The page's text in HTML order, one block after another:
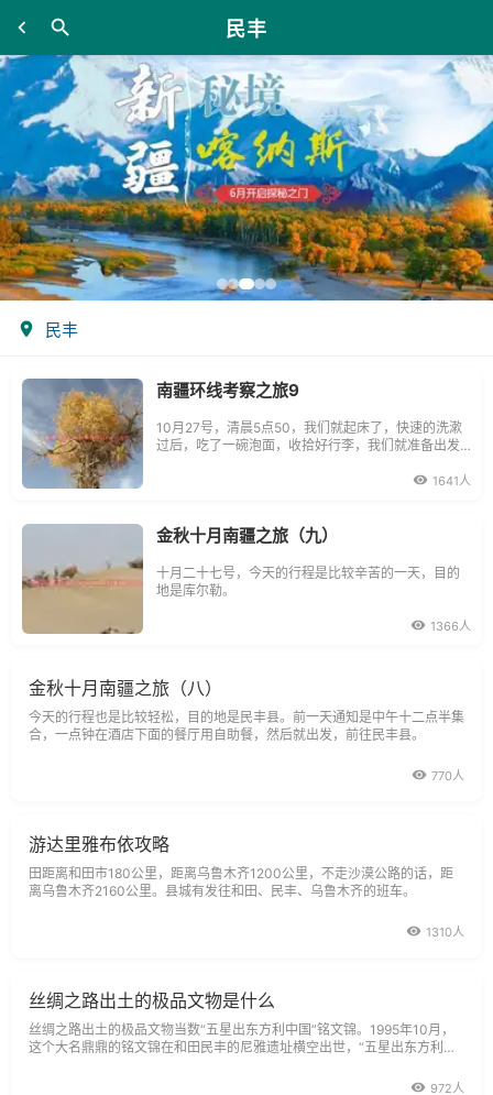
民丰
民丰
南疆环线考察之旅9
10月27号，清晨5点50，我们就起床了，快速的洗漱
过后，吃了一碗泡面，收拾好行李，我们就准备出发
1641人
金秋十月南疆之旅（九）
十月二十七号，今天的行程是比较辛苦的一天，目的
地是库尔勒。
1366人
金秋十月南疆之旅（八）
今天的行程也是比较轻松，目的地是民丰县。前一天通知是中午十二点半集
合，一点钟在酒店下面的餐厅用自助餐，然后就出发，前往民丰县。
770人
游达里雅布依攻略
田距离和田市180公里，距离乌鲁木齐1200公里，不走沙漠公路的话，距
离乌鲁木齐2160公里。县城有发往和田、民丰、乌鲁木齐的班车。
1310人
丝绸之路出土的极品文物是什么
丝绸之路出土的极品文物当数“五星出东方利中国”铭文锦。1995年10月，
这个大名鼎鼎的铭文锦在和田民丰的尼雅遗址横空出世，“五星出东方利中
972人